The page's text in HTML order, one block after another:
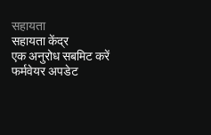
सहायता
सहायता केंद्र
एक अनुरोध सबमिट करें
फर्मवेयर अपडेट